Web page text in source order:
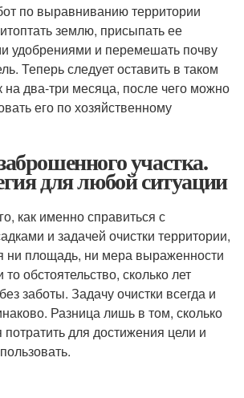
по выравниванию территории
землю, присыпать ее
удобрениями и перемешать почву
Теперь следует оставить в таком
на два-три месяца, после чего можно
его по хозяйственному
участка.
для любой ситуации
как именно справиться с
и задачей очистки территории,
ни площадь, ни мера выраженности
обстоятельство, сколько лет
заботы. Задачу очистки всегда и
Разница лишь в том, сколько
для достижения цели и